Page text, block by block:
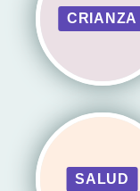
CRIANZA
SALUD